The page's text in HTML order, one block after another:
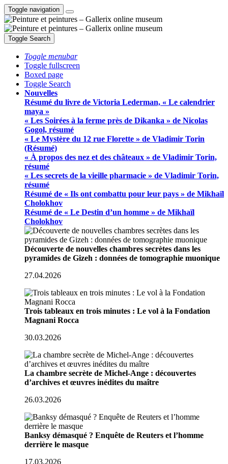
Toggle navigation
Toggle Search
Toggle menubar
Toggle fullscreen
Boxed page
Toggle Search
Nouvelles
Résumé du livre de Victoria Lederman, « Le calendrier
maya »
« Les Soirées à la ferme près de Dikanka » de Nicolas
Gogol, résumé
« Le Mystère du 12 rue Florette » de Vladimir Torin
(Résumé)
« À propos des nez et des châteaux » de Vladimir Torin,
résumé
« Les secrets de la vieille pharmacie » de Vladimir Torin,
résumé
Résumé de « Ils ont combattu pour leur pays » de Mikhaïl
Cholokhov
Résumé de « Le Destin d’un homme » de Mikhaïl
Cholokhov
Découverte de nouvelles chambres secrètes dans les
pyramides de Gizeh : données de tomographie muonique
27.04.2026
Trois tableaux en trois minutes : Le vol à la Fondation
Magnani Rocca
30.03.2026
La chambre secrète de Michel-Ange : découvertes
d’archives et œuvres inédites du maître
26.03.2026
Banksy démasqué ? Enquête de Reuters et l’homme
derrière le masque
17.03.2026